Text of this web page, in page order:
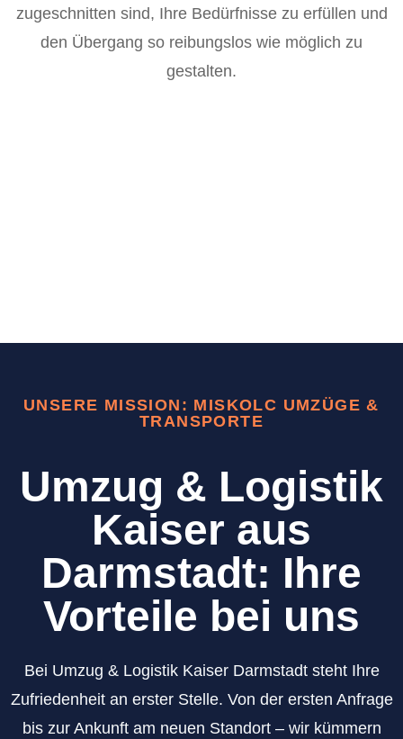
zugeschnitten sind, Ihre Bedürfnisse zu erfüllen und
den Übergang so reibungslos wie möglich zu
gestalten.
UNSERE MISSION: MISKOLC UMZÜGE &
TRANSPORTE
Umzug & Logistik
Kaiser aus
Darmstadt: Ihre
Vorteile bei uns
Bei Umzug & Logistik Kaiser Darmstadt steht Ihre
Zufriedenheit an erster Stelle. Von der ersten Anfrage
bis zur Ankunft am neuen Standort – wir kümmern